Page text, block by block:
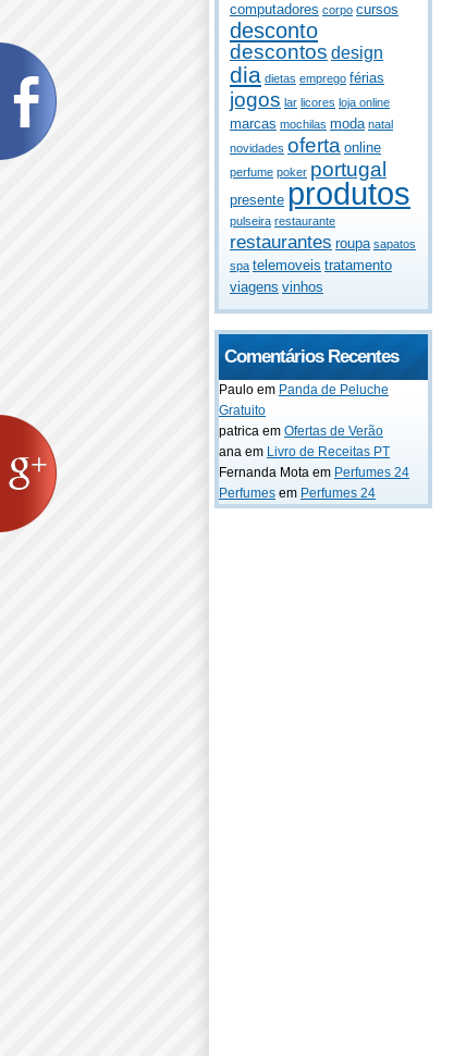
computadores corpo cursos
desconto
descontos design
dia dietas emprego férias
jogos lar licores loja online
marcas mochilas moda natal
novidades oferta online
perfume poker portugal
presente produtos
pulseira restaurante
restaurantes roupa sapatos
spa telemoveis tratamento
viagens vinhos
Comentários Recentes
Paulo em Panda de Peluche
Gratuito
patrica em Ofertas de Verão
ana em Livro de Receitas PT
Fernanda Mota em Perfumes 24
Perfumes em Perfumes 24